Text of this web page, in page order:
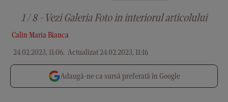
Calin Maria Bianca
24.02.2023, 11:06. Actualizat 24.02.2023, 11:16
1 / 8 - Vezi Galeria Foto in interiorul articolului
Adaugă-ne ca sursă preferată în Google